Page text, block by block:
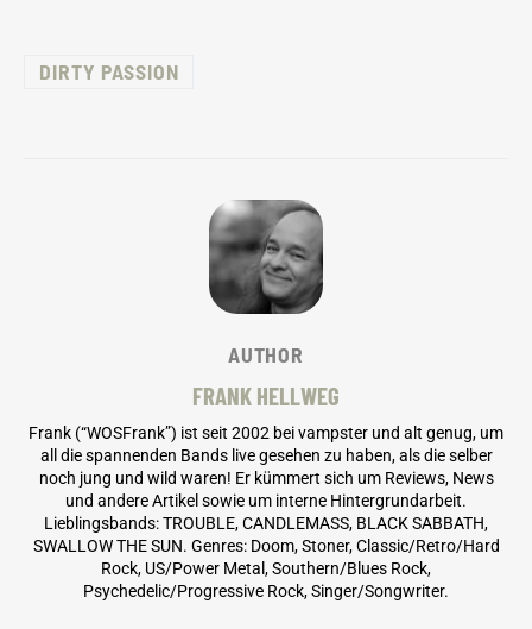
DIRTY PASSION
AUTHOR
FRANK HELLWEG
Frank (“WOSFrank”) ist seit 2002 bei vampster und alt genug, um
all die spannenden Bands live gesehen zu haben, als die selber
noch jung und wild waren! Er kümmert sich um Reviews, News
und andere Artikel sowie um interne Hintergrundarbeit.
Lieblingsbands: TROUBLE, CANDLEMASS, BLACK SABBATH,
SWALLOW THE SUN. Genres: Doom, Stoner, Classic/Retro/Hard
Rock, US/Power Metal, Southern/Blues Rock,
Psychedelic/Progressive Rock, Singer/Songwriter.